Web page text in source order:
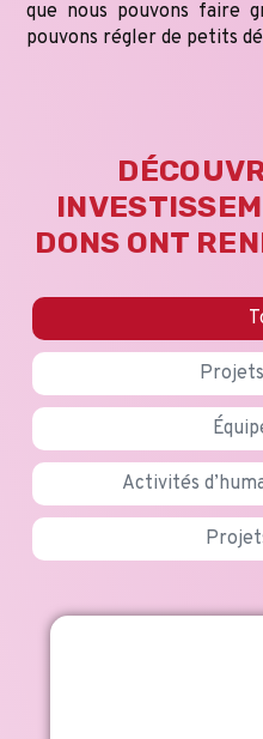
que nous pouvons faire
pouvons régler de petits
DONS ONT
Activités